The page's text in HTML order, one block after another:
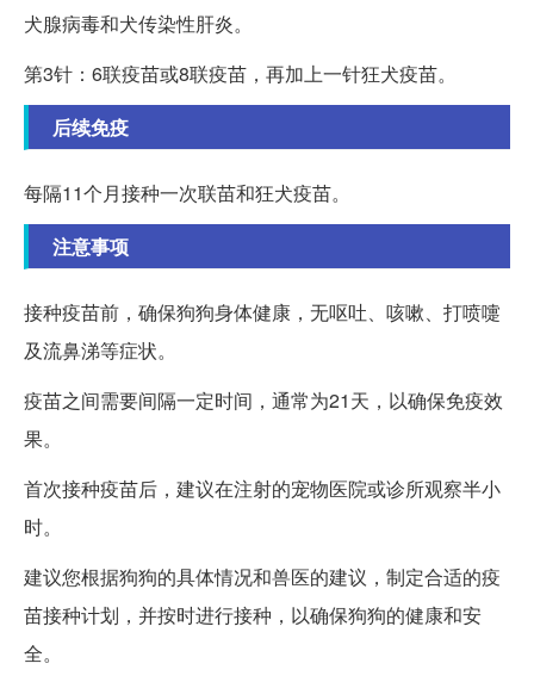
犬腺病毒和犬传染性肝炎。
第3针：6联疫苗或8联疫苗，再加上一针狂犬疫苗。
后续免疫
每隔11个月接种一次联苗和狂犬疫苗。
注意事项
接种疫苗前，确保狗狗身体健康，无呕吐、咳嗽、打喷嚏
及流鼻涕等症状。
疫苗之间需要间隔一定时间，通常为21天，以确保免疫效
果。
首次接种疫苗后，建议在注射的宠物医院或诊所观察半小
时。
建议您根据狗狗的具体情况和兽医的建议，制定合适的疫
苗接种计划，并按时进行接种，以确保狗狗的健康和安
全。